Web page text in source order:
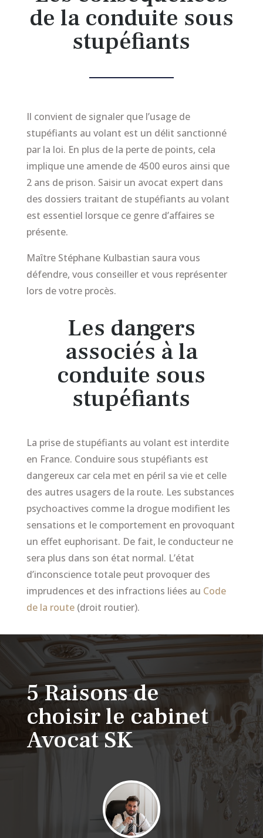
de la conduite sous
stupéfiants
Il convient de signaler que l’usage de
stupéfiants au volant est un délit sanctionné
par la loi. En plus de la perte de points, cela
implique une amende de 4500 euros ainsi que
2 ans de prison. Saisir un avocat expert dans
des dossiers traitant de stupéfiants au volant
est essentiel lorsque ce genre d’affaires se
présente.
Maître Stéphane Kulbastian saura vous
défendre, vous conseiller et vous représenter
lors de votre procès.
Les dangers
associés à la
conduite sous
stupéfiants
La prise de stupéfiants au volant est interdite
en France. Conduire sous stupéfiants est
dangereux car cela met en péril sa vie et celle
des autres usagers de la route. Les substances
psychoactives comme la drogue modifient les
sensations et le comportement en provoquant
un effet euphorisant. De fait, le conducteur ne
sera plus dans son état normal. L’état
d’inconscience totale peut provoquer des
imprudences et des infractions liées au Code
de la route(droit routier).
5 Raisons de
choisir le cabinet
Avocat SK